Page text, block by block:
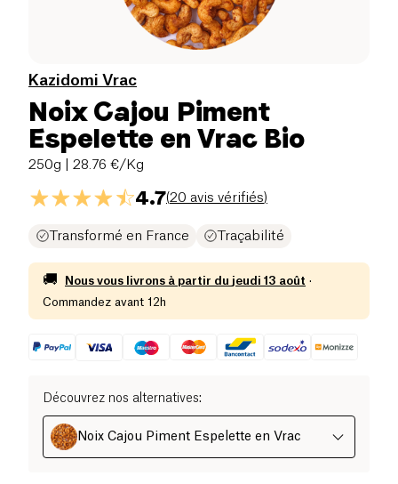
Kazidomi Vrac
Noix Cajou Piment
Espelette en Vrac Bio
250g | 28.76 €/Kg
4.7(20 avis vérifiés)
Transformé en France Traçabilité
🚚 Nous vous livrons à partir du jeudi 13 août ·
Commandez avant 12h
Découvrez nos alternatives:
Noix Cajou Piment Espelette en Vrac